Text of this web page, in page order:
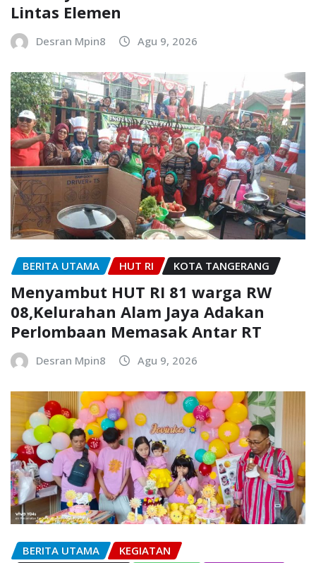
Lintas Elemen
Desran Mpin8 Agu 9, 2026
BERITA UTAMA HUT RI KOTA TANGERANG
Menyambut HUT RI 81 warga RW
08,Kelurahan Alam Jaya Adakan
Perlombaan Memasak Antar RT
Desran Mpin8 Agu 9, 2026
BERITA UTAMA
KEGIATAN